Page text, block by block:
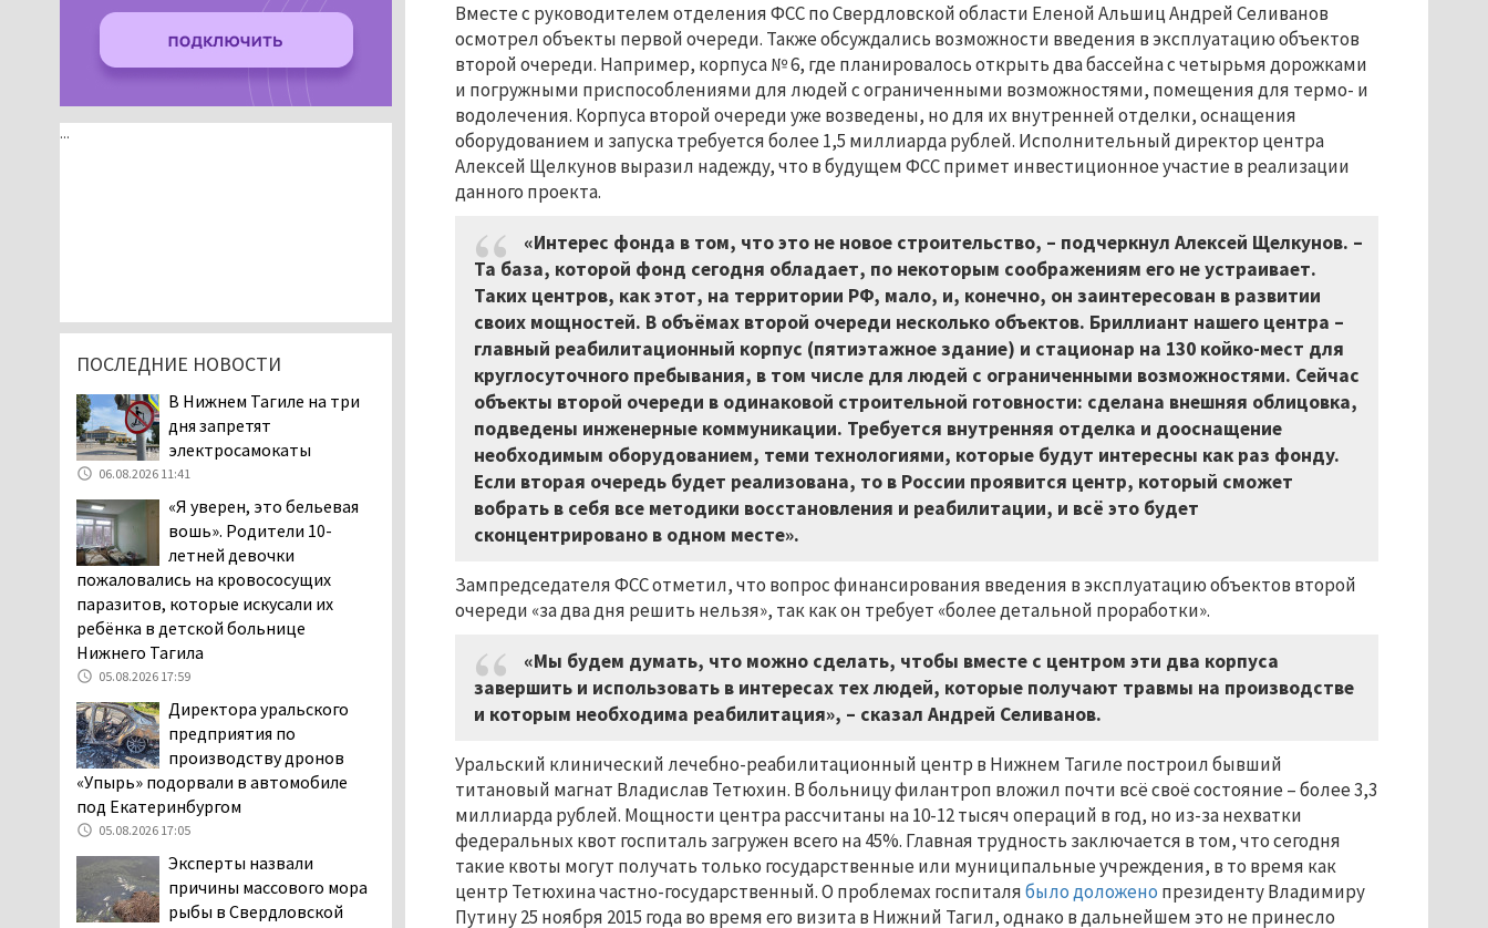
Вместе с руководителем отделения ФСС по Свердловской области Еленой Альшиц Андрей Селиванов
осмотрел объекты первой очереди. Также обсуждались возможности введения в эксплуатацию объектов
второй очереди. Например, корпуса № 6, где планировалось открыть два бассейна с четырьмя дорожками
и погружными приспособлениями для людей с ограниченными возможностями, помещения для термо- и
водолечения. Корпуса второй очереди уже возведены, но для их внутренней отделки, оснащения
оборудованием и запуска требуется более 1,5 миллиарда рублей. Исполнительный директор центра
Алексей Щелкунов выразил надежду, что в будущем ФСС примет инвестиционное участие в реализации
данного проекта.
«Интерес фонда в том, что это не новое строительство, – подчеркнул Алексей Щелкунов. –
Та база, которой фонд сегодня обладает, по некоторым соображениям его не устраивает.
Таких центров, как этот, на территории РФ, мало, и, конечно, он заинтересован в развитии
своих мощностей. В объёмах второй очереди несколько объектов. Бриллиант нашего центра –
главный реабилитационный корпус (пятиэтажное здание) и стационар на 130 койко-мест для
круглосуточного пребывания, в том числе для людей с ограниченными возможностями. Сейчас
объекты второй очереди в одинаковой строительной готовности: сделана внешняя облицовка,
подведены инженерные коммуникации. Требуется внутренняя отделка и дооснащение
необходимым оборудованием, теми технологиями, которые будут интересны как раз фонду.
Если вторая очередь будет реализована, то в России проявится центр, который сможет
вобрать в себя все методики восстановления и реабилитации, и всё это будет
сконцентрировано в одном месте».
Зампредседателя ФСС отметил, что вопрос финансирования введения в эксплуатацию объектов второй
очереди «за два дня решить нельзя», так как он требует «более детальной проработки».
«Мы будем думать, что можно сделать, чтобы вместе с центром эти два корпуса
завершить и использовать в интересах тех людей, которые получают травмы на производстве
и которым необходима реабилитация», – сказал Андрей Селиванов.
Уральский клинический лечебно-реабилитационный центр в Нижнем Тагиле построил бывший
титановый магнат Владислав Тетюхин. В больницу филантроп вложил почти всё своё состояние – более 3,3
миллиарда рублей. Мощности центра рассчитаны на 10-12 тысяч операций в год, но из-за нехватки
федеральных квот госпиталь загружен всего на 45%. Главная трудность заключается в том, что сегодня
такие квоты могут получать только государственные или муниципальные учреждения, в то время как
центр Тетюхина частно-государственный. О проблемах госпиталябыло доложено президенту Владимиру
Путину 25 ноября 2015 года во время его визита в Нижний Тагил, однако в дальнейшем это не принесло
...
ПОСЛЕДНИЕ НОВОСТИ
В Нижнем Тагиле на три
дня запретят
электросамокаты
06.08.2026 11:41
«Я уверен, это бельевая
вошь». Родители 10-
летней девочки
пожаловались на кровососущих
паразитов, которые искусали их
ребёнка в детской больнице
Нижнего Тагила
05.08.2026 17:59
Директора уральского
предприятия по
производству дронов
«Упырь» подорвали в автомобиле
под Екатеринбургом
05.08.2026 17:05
Эксперты назвали
причины массового мора
рыбы в Свердловской